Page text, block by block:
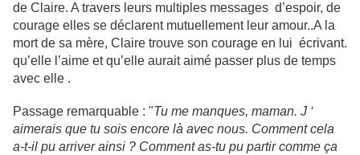
de Claire. A travers leurs multiples messages d’espoir, de
courage elles se déclarent mutuellement leur amour..A la
mort de sa mère, Claire trouve son courage en lui écrivant.
qu’elle l’aime et qu’elle aurait aimé passer plus de temps
avec elle .
Passage remarquable : "Tu me manques, maman. J ‘
aimerais que tu sois encore là avec nous. Comment cela
a-t-il pu arriver ainsi ? Comment as-tu pu partir comme ça